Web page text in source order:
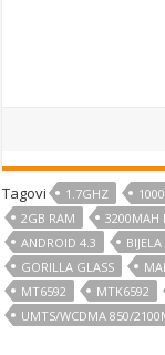
Tagovi 1.7GHZ
2GB RAM
3200MAH
ANDROID 4.3
BIJELA
GORILLA GLASS
MT6592
MTK6592
UMTS/WCDMA 850/